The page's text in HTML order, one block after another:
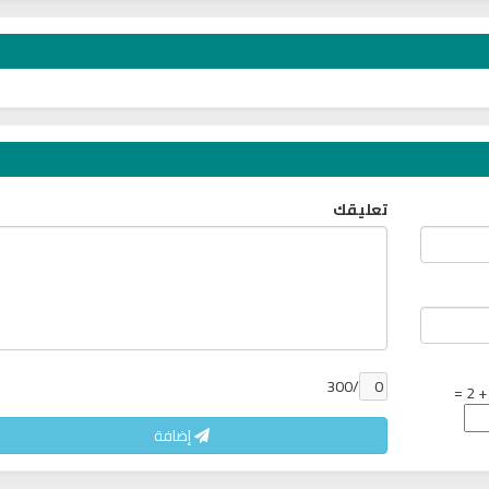
تعليقك
/300
إضافة
القران الكريم مباشرة بصوت الشيخ
ادريس ابكر
راديو الشيخ جمعان
الكريم